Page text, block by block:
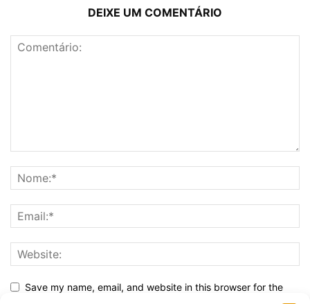
DEIXE UM COMENTÁRIO
Save my name, email, and website in this browser for the